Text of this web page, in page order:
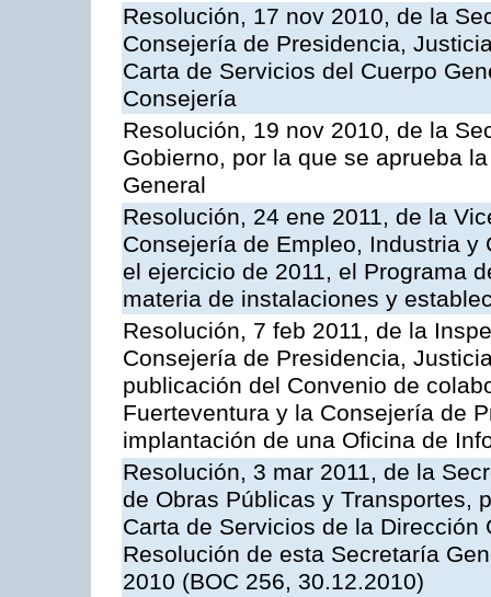
Resolución, 17 nov 2010, de la
Consejería de Presidencia,
Carta de Servicios del Cuerpo
Consejería
Resolución, 19 nov 2010, de la
Gobierno, por la que se aprueba
General
Resolución, 24 ene 2011, de la
Consejería de Empleo, Industria
el ejercicio de 2011, el Programa
materia de instalaciones y
Resolución, 7 feb 2011, de la
Consejería de Presidencia,
publicación del Convenio de
Fuerteventura y la Consejería de
implantación de una Oficina de
Resolución, 3 mar 2011, de la
de Obras Públicas y Transportes,
Carta de Servicios de la
Resolución de esta Secretaría
2010 (BOC 256, 30.12.2010)